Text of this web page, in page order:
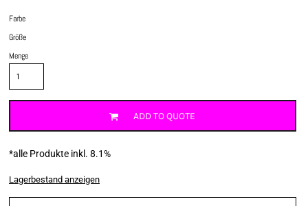
Farbe
Größe
Menge
ADD TO QUOTE
*alle Produkte inkl. 8.1%
Lagerbestand anzeigen